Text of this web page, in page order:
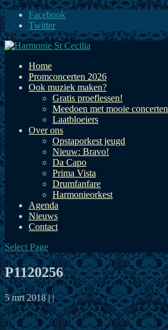
Facebook
Twitter
Home
Promconcerten 2026
Ook muziek maken?
Gratis proeflessen!
Meedoen met mooie concerten
Laatbloeiers
Over ons
Opstaporkest jeugd
Nieuw: Bravo!
Da Capo
Prima Vista
Drumfanfare
Harmonieorkest
Agenda
Nieuws
Contact
Select Page
P1120256
5 mrt 2018 | |